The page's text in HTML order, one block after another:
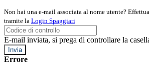
Non hai una e-mail associata al nome utente?
tramite la Login Spaggiari
E-mail inviata, si prega di controllare la
Errore